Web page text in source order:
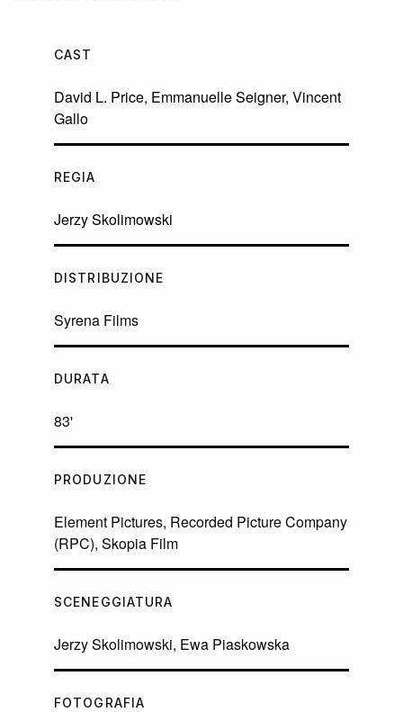
CAST
David L. Price, Emmanuelle Seigner, Vincent
Gallo
REGIA
Jerzy Skolimowski
DISTRIBUZIONE
Syrena Films
DURATA
83'
PRODUZIONE
Element Pictures, Recorded Picture Company
(RPC), Skopia Film
SCENEGGIATURA
Jerzy Skolimowski, Ewa Piaskowska
FOTOGRAFIA